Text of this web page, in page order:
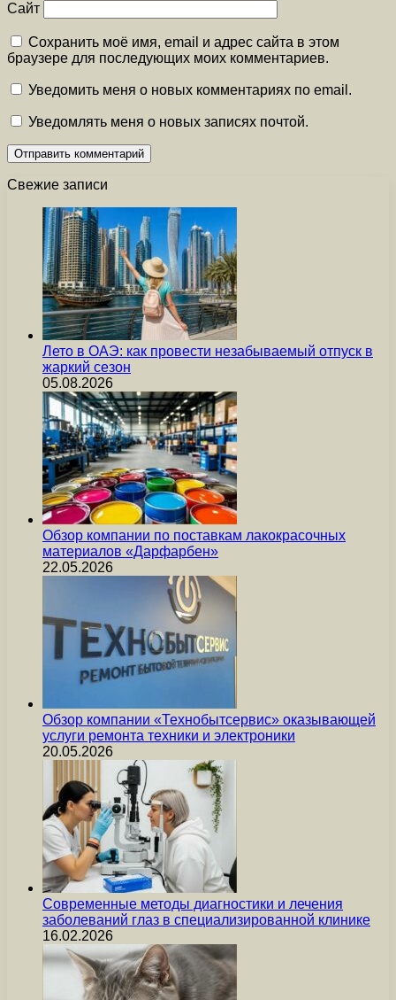
Сайт
Сохранить моё имя, email и адрес сайта в этом
браузере для последующих моих комментариев.
Уведомить меня о новых комментариях по email.
Уведомлять меня о новых записях почтой.
Свежие записи
Лето в ОАЭ: как провести незабываемый отпуск в
жаркий сезон
05.08.2026
Обзор компании по поставкам лакокрасочных
материалов «Дарфарбен»
22.05.2026
Обзор компании «Технобытсервис» оказывающей
услуги ремонта техники и электроники
20.05.2026
Современные методы диагностики и лечения
заболеваний глаз в специализированной клинике
16.02.2026